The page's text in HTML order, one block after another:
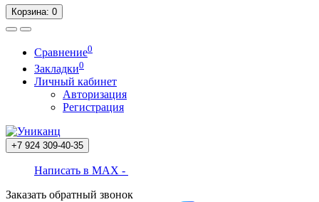
Корзина: 0
Сравнение0
Закладки0
Личный кабинет
Авторизация
Регистрация
+7 924 309-40-35
Написать в MAX -
Заказать обратный звонок